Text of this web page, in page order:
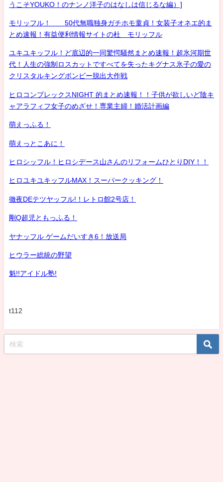
うこそYOUKO！のナンノ洋子のはなしは信じるな編）]
モリッフル！ 50代無職独身ガチホモ童貞！女装子オネエ的ま
とめ速報！有益便利情報サイトの杜 モリッフル
ユキユキッフル！ど底辺的一同驚愕騒然まとめ速報！超氷河期世
代！人生の強制ロスカットですべてを失ったキグナス氷子の愛の
クリスタルキングボンビー脱出大作戦
ヒロコンプレックスNIGHT 的まとめ速報！！子供が欲しいど陰キ
ャアラフィフ女子のめざせ！専業主婦！婚活計画編
萌えっふる！
萌えっとこあに！
ヒロシッフル！ヒロシデース山さんのリフォームひとりDIY！！
ヒロユキユキッフルMAX！スーパークッキング！
徹夜DEテツヤッフル!！レトロ館2号店！
剛Q超児ともっふる！
ヤナッフル ゲームだいすき6！放送局
ヒウラー総統の野望
魁!!アイドル塾!
t112